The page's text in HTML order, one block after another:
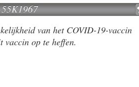
van het COVID-19-vaccin
vaccin op te heffen.